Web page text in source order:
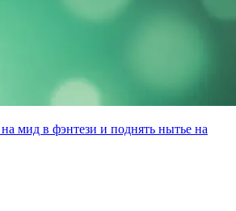
мид в фэнтези и поднять нытье на